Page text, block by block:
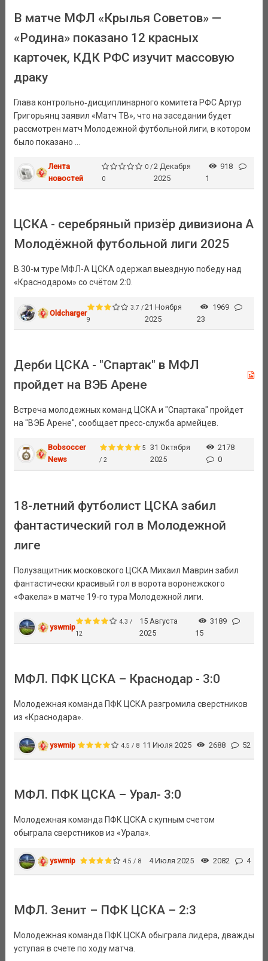
В матче МФЛ «Крылья Советов» —
«Родина» показано 12 красных
карточек, КДК РФС изучит массовую
драку
Глава контрольно‑дисциплинарного комитета РФС Артур
Григорьянц заявил «Матч ТВ», что на заседании будет
рассмотрен матч Молодежной футбольной лиги, в котором
было показано ...
Лента
новостей
0 /
0
2 Декабря
2025
918
1
ЦСКА - серебряный призёр дивизиона А
Молодёжной футбольной лиги 2025
В 30-м туре МФЛ-А ЦСКА одержал выездную победу над
«Краснодаром» со счётом 2:0.
Oldcharger
3.7 /
9
21 Ноября
2025
1969
23
Дерби ЦСКА - "Спартак" в МФЛ
пройдет на ВЭБ Арене
Встреча молодежных команд ЦСКА и "Спартака" пройдет
на "ВЭБ Арене", сообщает пресс-служба армейцев.
Bobsoccer
News
5
/ 2
31 Октября
2025
2178
0
18-летний футболист ЦСКА забил
фантастический гол в Молодежной
лиге
Полузащитник московского ЦСКА Михаил Маврин забил
фантастически красивый гол в ворота воронежского
«Факела» в матче 19-го тура Молодежной лиги.
yswmip
4.3 /
12
15 Августа
2025
3189
15
МФЛ. ПФК ЦСКА – Краснодар - 3:0
Молодежная команда ПФК ЦСКА разгромила сверстников
из «Краснодара».
yswmip 4.5 / 8 11 Июля 2025 2688 52
МФЛ. ПФК ЦСКА – Урал- 3:0
Молодежная команда ПФК ЦСКА с купным счетом
обыграла сверстников из «Урала».
yswmip 4.5 / 8 4 Июля 2025 2082 4
МФЛ. Зенит – ПФК ЦСКА – 2:3
Молодежная команда ПФК ЦСКА обыграла лидера, дважды
уступая в счете по ходу матча.